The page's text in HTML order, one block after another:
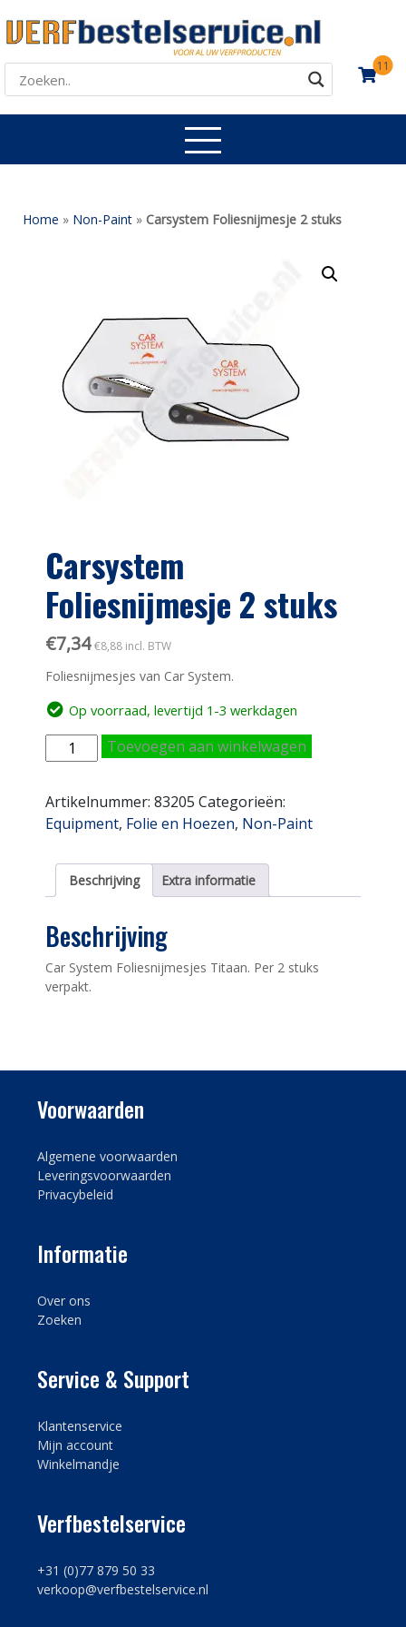
11
Home » Non-Paint » Carsystem Foliesnijmesje 2 stuks
Carsystem
Foliesnijmesje 2 stuks
€7,34 €8,88 incl. BTW
Foliesnijmesjes van Car System.
Op voorraad, levertijd 1-3 werkdagen
Carsystem
Foliesnijmesje
stuks
aantal
Toevoegen aan winkelwagen
Artikelnummer: 83205 Categorieën:
Equipment, Folie en Hoezen, Non-Paint
Beschrijving Extra informatie
Beschrijving
Car System Foliesnijmesjes Titaan. Per 2 stuks
verpakt.
Voorwaarden
Algemene voorwaarden
Leveringsvoorwaarden
Privacybeleid
Informatie
Over ons
Zoeken
Service & Support
Klantenservice
Mijn account
Winkelmandje
Verfbestelservice
+31 (0)77 879 50 33
verkoop@verfbestelservice.nl